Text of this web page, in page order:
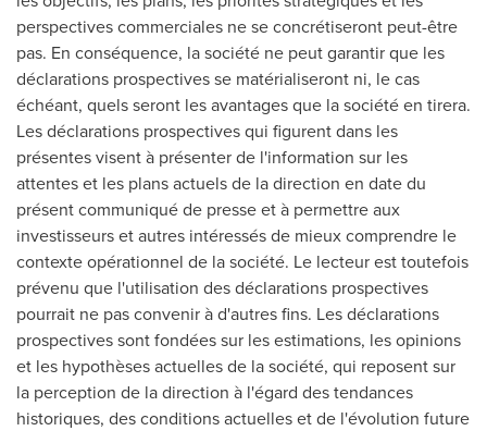
perspectives commerciales ne se concrétiseront peut-être
pas. En conséquence, la société ne peut garantir que les
déclarations prospectives se matérialiseront ni, le cas
échéant, quels seront les avantages que la société en tirera.
Les déclarations prospectives qui figurent dans les
présentes visent à présenter de l'information sur les
attentes et les plans actuels de la direction en date du
présent communiqué de presse et à permettre aux
investisseurs et autres intéressés de mieux comprendre le
contexte opérationnel de la société. Le lecteur est toutefois
prévenu que l'utilisation des déclarations prospectives
pourrait ne pas convenir à d'autres fins. Les déclarations
prospectives sont fondées sur les estimations, les opinions
et les hypothèses actuelles de la société, qui reposent sur
la perception de la direction à l'égard des tendances
historiques, des conditions actuelles et de l'évolution future